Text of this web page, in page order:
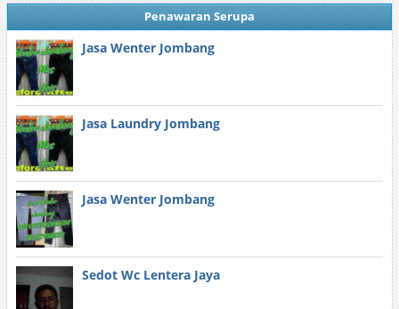
Penawaran Serupa
Jasa Wenter Jombang
Jasa Laundry Jombang
Jasa Wenter Jombang
Sedot Wc Lentera Jaya